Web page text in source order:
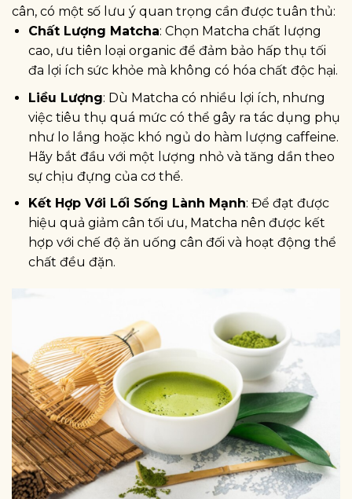
cân, có một số lưu ý quan trọng cần được tuân thủ:
Chất Lượng Matcha: Chọn Matcha chất lượng
cao, ưu tiên loại organic để đảm bảo hấp thụ tối
đa lợi ích sức khỏe mà không có hóa chất độc hại.
Liều Lượng: Dù Matcha có nhiều lợi ích, nhưng
việc tiêu thụ quá mức có thể gây ra tác dụng phụ
như lo lắng hoặc khó ngủ do hàm lượng caffeine.
Hãy bắt đầu với một lượng nhỏ và tăng dần theo
sự chịu đựng của cơ thể.
Kết Hợp Với Lối Sống Lành Mạnh: Để đạt được
hiệu quả giảm cân tối ưu, Matcha nên được kết
hợp với chế độ ăn uống cân đối và hoạt động thể
chất đều đặn.